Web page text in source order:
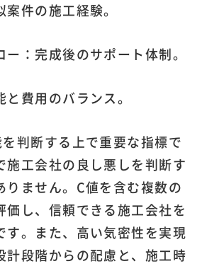
件の施工経験。
ー：完成後のサポート体制。
と費用のバランス。
判断する上で重要な指標で
施工会社の良し悪しを判断す
りません。C値を含む複数の
価し、信頼できる施工会社を
す。また、高い気密性を実現
計段階からの配慮と、施工時